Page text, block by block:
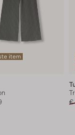
item
€